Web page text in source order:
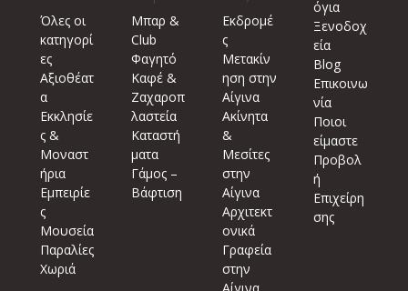
Όλες οι
κατηγορί
ες
Αξιοθέατ
α
Εκκλησίε
ς &
Μοναστ
ήρια
Εμπειρίε
ς
Μουσεία
Παραλίες
Χωριά
Μπαρ &
Club
Φαγητό
Καφέ &
Ζαχαροπ
λαστεία
Καταστή
ματα
Γάμος –
Βάφτιση
Εκδρομέ
ς
Μετακίν
ηση στην
Αίγινα
Ακίνητα
&
Μεσίτες
στην
Αίγινα
Αρχιτεκτ
ονικά
Γραφεία
στην
όγια
Ξενοδοχ
εία
Blog
Επικοινω
νία
Ποιοι
είμαστε
Προβολ
ή
Επιχείρη
σης